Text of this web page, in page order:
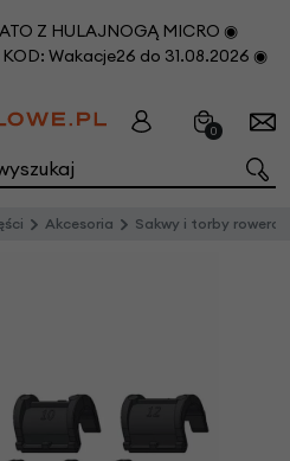
Z HULAJNOGĄ MICRO ◉
Wakacje26 do 31.08.2026 ◉
0
Akcesoria Sakwy i torby